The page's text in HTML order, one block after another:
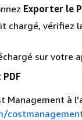
Exporter le
chargé, vérifiez
sur votre
Management à